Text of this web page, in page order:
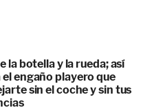
la botella y la rueda; así
engaño playero que
sin el coche y sin tus